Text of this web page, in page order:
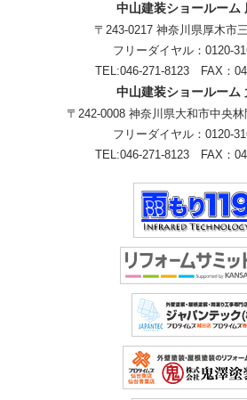
中山建装ショールーム
〒243-0217 神奈川県厚木市
フリーダイヤル： 0120-
TEL:046-271-8123 FAX：
中山建装ショールーム
〒242-0008 神奈川県大和市中央
フリーダイヤル： 0120-
TEL:046-271-8123 FAX：